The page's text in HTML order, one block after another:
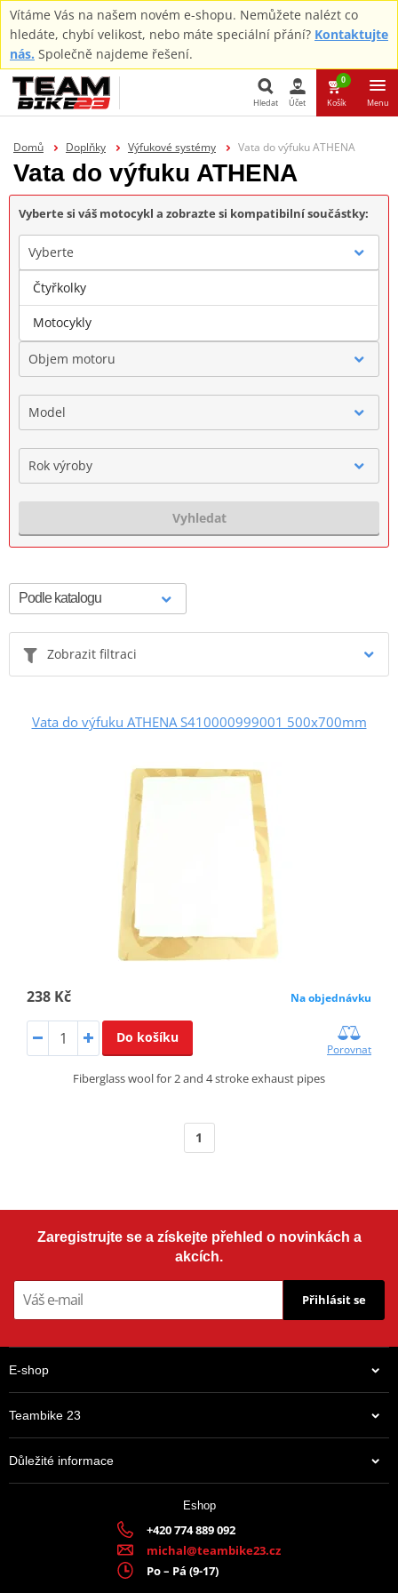
Vítáme Vás na našem novém e-shopu. Nemůžete nalézt co
hledáte, chybí velikost, nebo máte speciální přání? Kontaktujte
nás. Společně najdeme řešení.
Hledat
Hledat Účet
0
Košík Menu
Domů Doplňky Výfukové systémy Vata do výfuku ATHENA
Vata do výfuku ATHENA
Vyberte si váš motocykl a zobrazte si kompatibilní součástky:
Vyberte
Značka
Objem motoru
Model
Rok výroby
Vyhledat
Zobrazit filtraci
Vata do výfuku ATHENA S410000999001 500x700mm
238 Kč Na objednávku
Do košíku
Porovnat
Fiberglass wool for 2 and 4 stroke exhaust pipes
1
Zaregistrujte se a získejte přehled o novinkách a
akcích.
Přihlásit se
E-shop
Teambike 23
Důležité informace
Eshop
+420 774 889 092
michal@teambike23.cz
Po – Pá (9-17)
Čtyřkolky
Motocykly